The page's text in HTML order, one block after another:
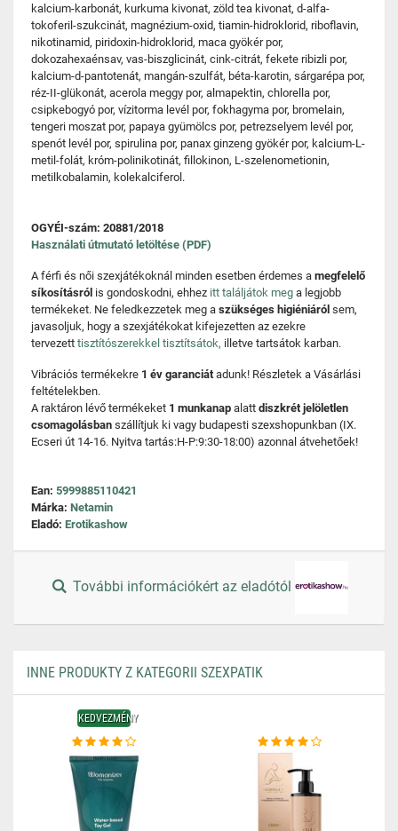
kalcium-karbonát, kurkuma kivonat, zöld tea kivonat, d-alfa-
tokoferil-szukcinát, magnézium-oxid, tiamin-hidroklorid, riboflavin,
nikotinamid, piridoxin-hidroklorid, maca gyökér por,
dokozahexaénsav, vas-biszglicinát, cink-citrát, fekete ribizli por,
kalcium-d-pantotenát, mangán-szulfát, béta-karotin, sárgarépa por,
réz-II-glükonát, acerola meggy por, almapektin, chlorella por,
csipkebogyó por, vízitorma levél por, fokhagyma por, bromelain,
tengeri moszat por, papaya gyümölcs por, petrezselyem levél por,
spenót levél por, spirulina por, panax ginzeng gyökér por, kalcium-L-
metil-folát, króm-polinikotinát, fillokinon, L-szelenometionin,
metilkobalamin, kolekalciferol.
OGYÉI-szám: 20881/2018
Használati útmutató letöltése (PDF)
A férfi és női szexjátékoknál minden esetben érdemes a megfelelő
síkosításról is gondoskodni, ehhez itt találjátok meg a legjobb
termékeket. Ne feledkezzetek meg a szükséges higiéniáról sem,
javasoljuk, hogy a szexjátékokat kifejezetten az ezekre
tervezett tisztítószerekkel tisztítsátok, illetve tartsátok karban.
Vibrációs termékekre 1 év garanciátadunk! Részletek a Vásárlási
feltételekben.
A raktáron lévő termékeket 1 munkanap alatt diszkrét jelöletlen
csomagolásban szállítjuk ki vagy budapesti szexshopunkban (IX.
Ecseri út 14-16. Nyitva tartás:H-P:9:30-18:00) azonnal átvehetőek!
Ean: 5999885110421
Márka: Netamin
Eladó: Erotikashow
További információkért az eladótól
INNE PRODUKTY Z KATEGORII SZEXPATIK
KEDVEZMÉNY